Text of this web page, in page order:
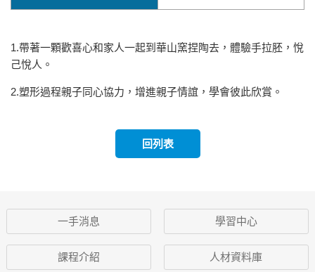
1.帶著一顆歡喜心和家人一起到華山窯捏陶去，體驗手拉胚，悅
己悅人。
2.塑形過程親子同心協力，增進親子情誼，學會彼此欣賞。
回列表
一手消息 學習中心
課程介紹 人材資料庫